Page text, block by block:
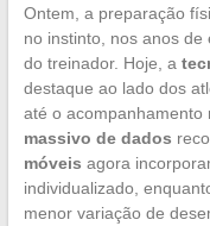
Ontem, a preparação
no instinto, nos anos
do treinador. Hoje, a
destaque ao lado dos
até o acompanhamento
massivo de dados
móveis agora
individualizado,
menor variação de